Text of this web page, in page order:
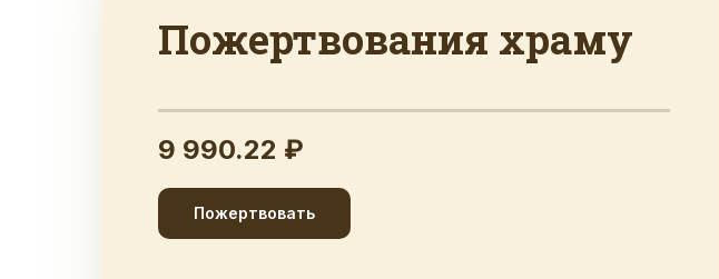
Пожертвования храму
9 990.22 ₽
Пожертвовать